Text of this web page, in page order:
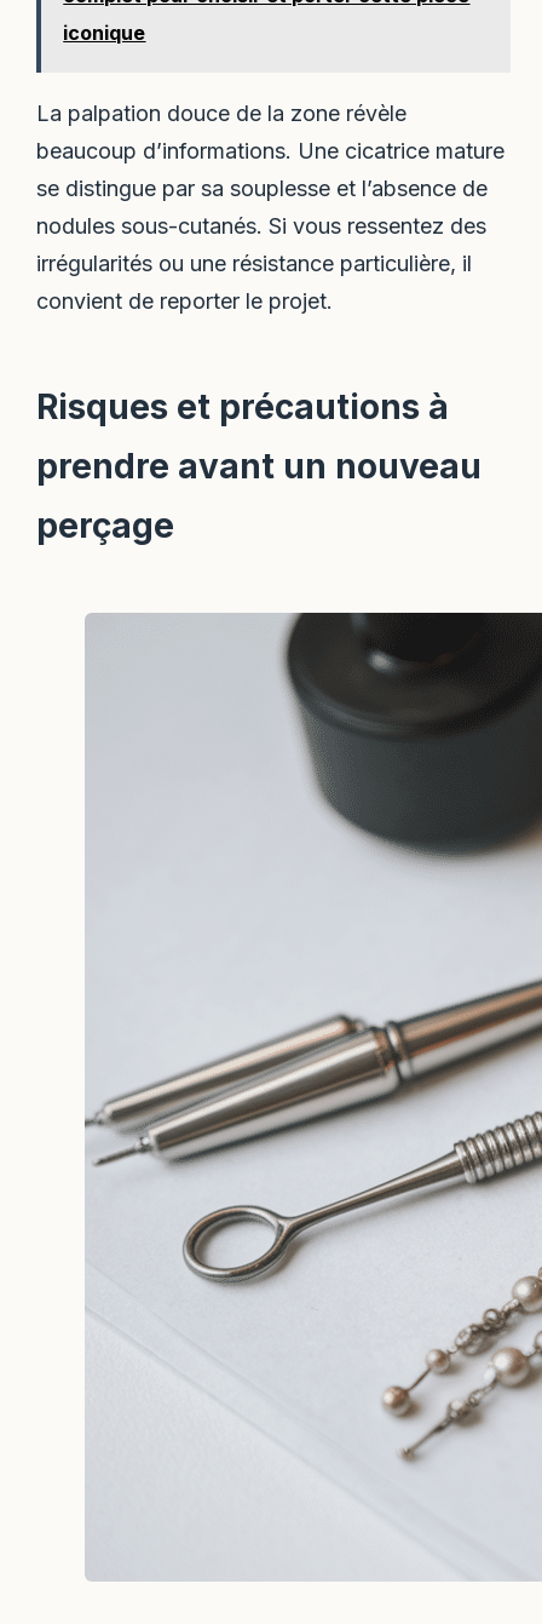
iconique
La palpation douce de la zone révèle
beaucoup d’informations. Une cicatrice mature
se distingue par sa souplesse et l’absence de
nodules sous-cutanés. Si vous ressentez des
irrégularités ou une résistance particulière, il
convient de reporter le projet.
Risques et précautions à
prendre avant un nouveau
perçage